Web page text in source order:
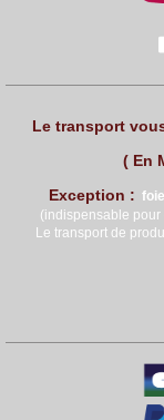
Le transport
( En
Exception :
(indispensable pour
Le transport de